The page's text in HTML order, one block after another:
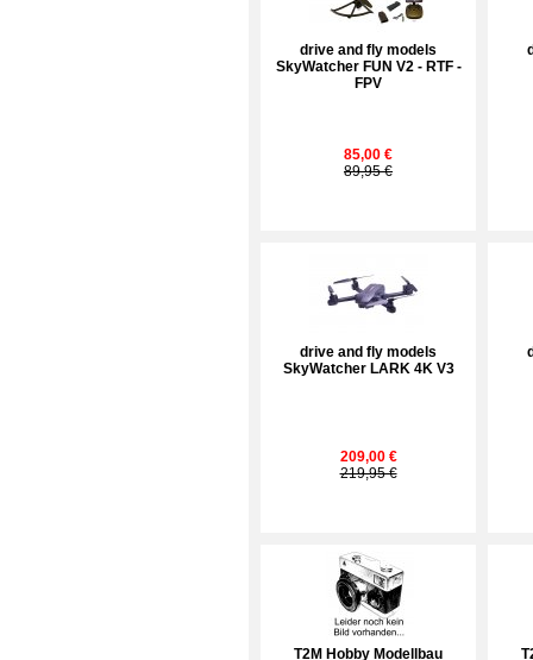
drive and fly models
SkyWatcher FUN V2 - RTF -
FPV
85,00 €
89,95 €
drive and fly models
SkyWatcher LARK 4K V3
209,00 €
219,95 €
T2M Hobby Modellbau